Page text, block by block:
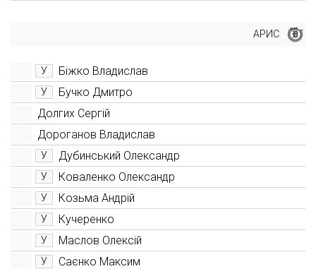
АРИС
У Біжко Владислав
У
Бучко Дмитро
Долгих Сергій
Дороганов Владислав
У Дубинський Олександр
У Коваленко Олександр
У Козьма Андрій
У Кучеренко
У Маслов Олексій
У Саєнко Максим